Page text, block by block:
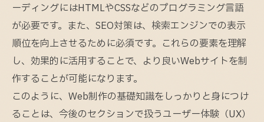
ーディングにはHTMLやCSSなどのプログラミング言語
が必要です。また、SEO対策は、検索エンジンでの表示
順位を向上させるために必須です。これらの要素を理解
し、効果的に活用することで、より良いWebサイトを制
作することが可能になります。
このように、Web制作の基礎知識をしっかりと身につけ
ることは、今後のセクションで扱うユーザー体験（UX）